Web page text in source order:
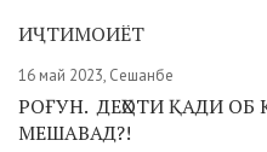
ИҶТИМОИЁТ
16 май 2023, Сешанбе
РОҒУН. ДЕҲОТИ ҚАДИ ОБ
МЕШАВАД?!